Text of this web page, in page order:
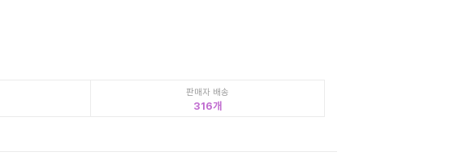
판매자 배송
316